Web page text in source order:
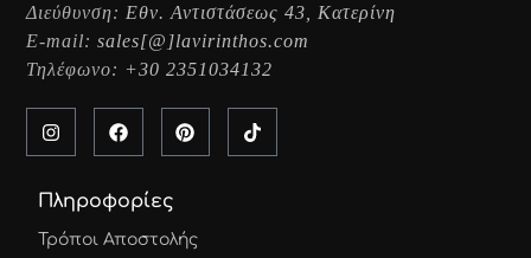
Διεύθυνση: Εθν. Αντιστάσεως 43, Κατερίνη
E-mail:sales[@]lavirinthos.com
Τηλέφωνο: +30 2351034132
Πληροφορίες
Τρόποι Αποστολής